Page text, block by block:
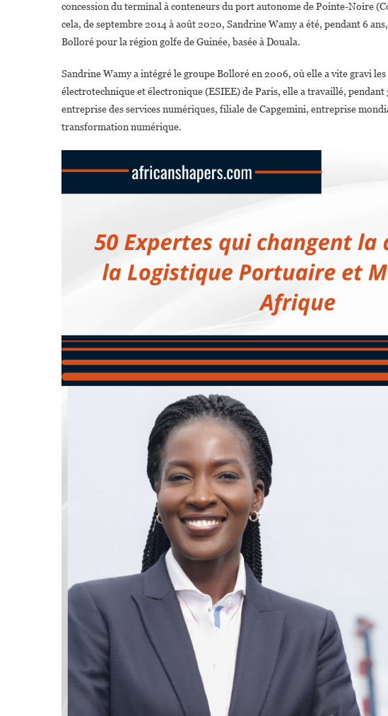
concession du terminal à conteneurs du port autonome de Pointe-Noire
cela, de septembre 2014 à août 2020, Sandrine Wamy a été, pendant 6
Bolloré pour la région golfe de Guinée, basée à Douala.
Sandrine Wamy a intégré le groupe Bolloré en 2006, où elle a vite gravi
électrotechnique et électronique (ESIEE) de Paris, elle a travaillé, pendant
entreprise des services numériques, filiale de Capgemini, entreprise
transformation numérique.